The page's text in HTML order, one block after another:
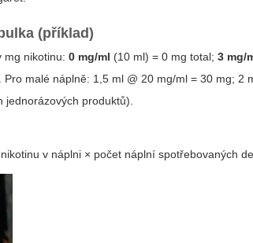
(příklad)
mg nikotinu:0 mg/ml (10 ml) = 0 mg total;3 mg/
Pro malé náplně: 1,5 ml @ 20 mg/ml = 30 mg; 2
produktů).
v náplni × počet náplní spotřebovaných